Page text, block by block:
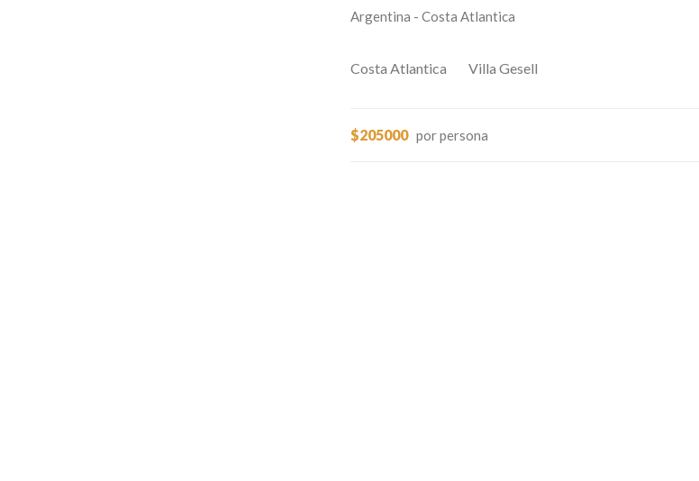
Argentina - Costa Atlantica
Costa Atlantica Villa Gesell
$205000 por persona